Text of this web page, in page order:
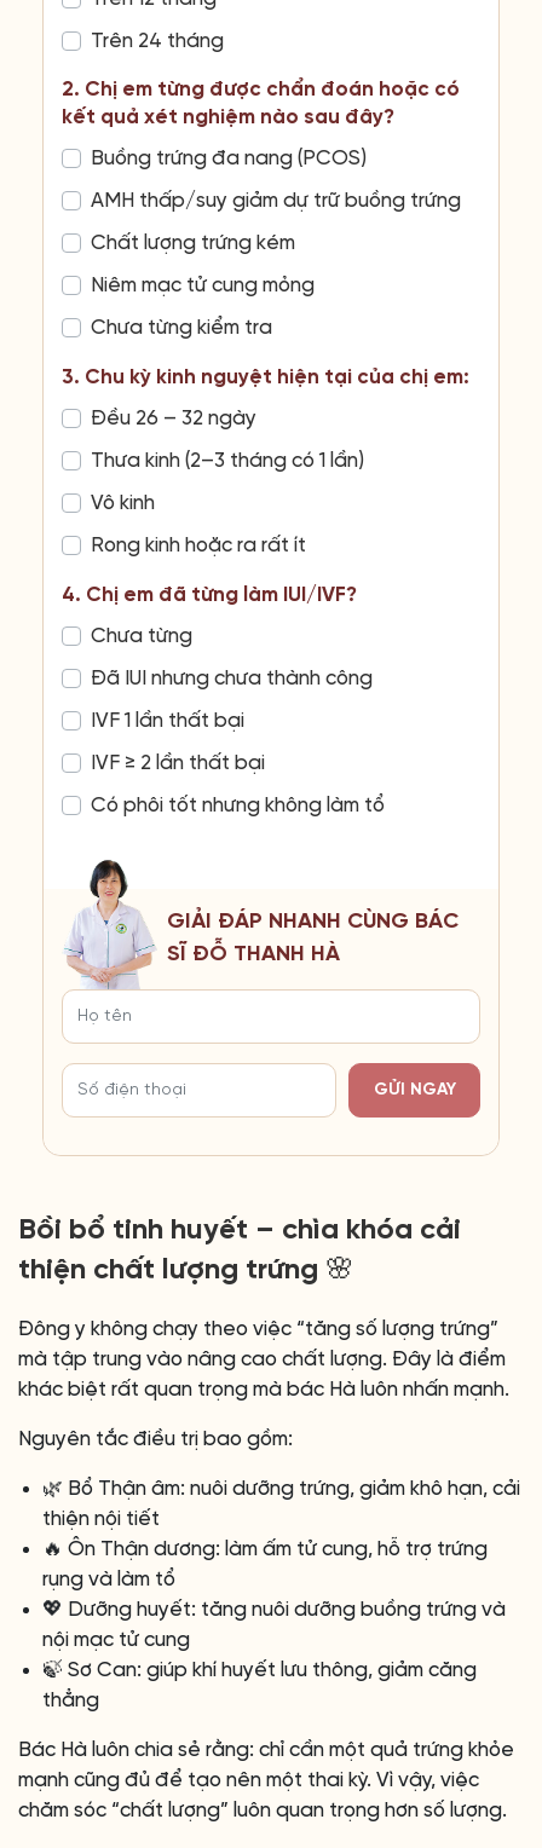
Trên 24 tháng
2. Chị em từng được chẩn đoán hoặc có
kết quả xét nghiệm nào sau đây?
Buồng trứng đa nang (PCOS)
AMH thấp/suy giảm dự trữ buồng trứng
Chất lượng trứng kém
Niêm mạc tử cung mỏng
Chưa từng kiểm tra
3. Chu kỳ kinh nguyệt hiện tại của chị em:
Đều 26 – 32 ngày
Thưa kinh (2–3 tháng có 1 lần)
Vô kinh
Rong kinh hoặc ra rất ít
4. Chị em đã từng làm IUI/IVF?
Chưa từng
Đã IUI nhưng chưa thành công
IVF 1 lần thất bại
IVF ≥ 2 lần thất bại
Có phôi tốt nhưng không làm tổ
GIẢI ĐÁP NHANH CÙNG BÁC
SĨ ĐỖ THANH HÀ
GỬI NGAY
Bồi bổ tinh huyết – chìa khóa cải
thiện chất lượng trứng 🌸
Đông y không chạy theo việc “tăng số lượng trứng”
mà tập trung vào nâng cao chất lượng. Đây là điểm
khác biệt rất quan trọng mà bác Hà luôn nhấn mạnh.
Nguyên tắc điều trị bao gồm:
🌿 Bổ Thận âm: nuôi dưỡng trứng, giảm khô hạn, cải
thiện nội tiết
🔥 Ôn Thận dương: làm ấm tử cung, hỗ trợ trứng
rụng và làm tổ
💖 Dưỡng huyết: tăng nuôi dưỡng buồng trứng và
nội mạc tử cung
🍃 Sơ Can: giúp khí huyết lưu thông, giảm căng
thẳng
Bác Hà luôn chia sẻ rằng: chỉ cần một quả trứng khỏe
mạnh cũng đủ để tạo nên một thai kỳ. Vì vậy, việc
chăm sóc “chất lượng” luôn quan trọng hơn số lượng.